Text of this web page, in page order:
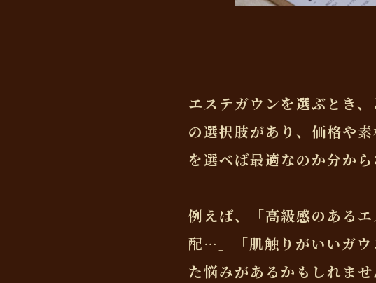
エステガウンを選ぶとき
の選択肢があり、価格や
を選べば最適なのか分から
例えば、「高級感のある
配…」「肌触りがいいガ
た悩みがあるかもしれま